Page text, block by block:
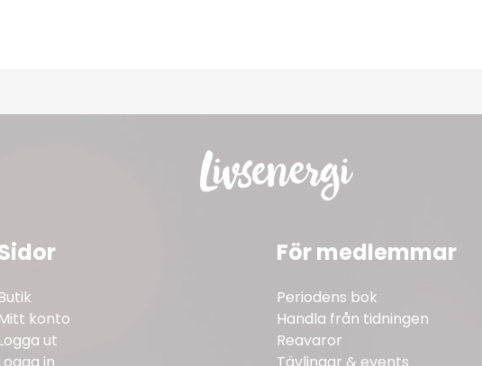
Butik
Mitt konto
Logga ut
Logga in
För medlemmar
Periodens bok
Handla från tidningen
Reavaror
Tävlingar & events